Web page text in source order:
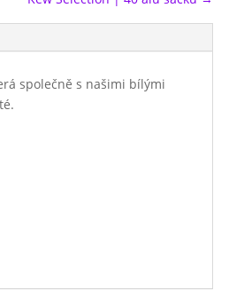
společně s našimi bílými